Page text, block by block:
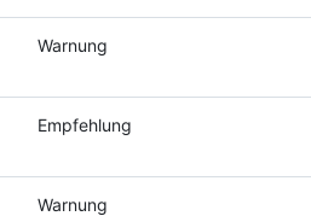
Warnung
Empfehlung
Warnung